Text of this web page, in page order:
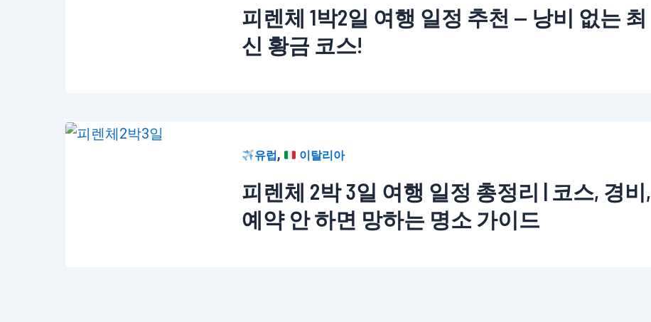
피렌체 1박2일 여행 일정 추천 — 낭비 없는 최
신 황금 코스!
유럽, 이탈리아
피렌체 2박 3일 여행 일정 총정리 | 코스, 경비,
예약 안 하면 망하는 명소 가이드